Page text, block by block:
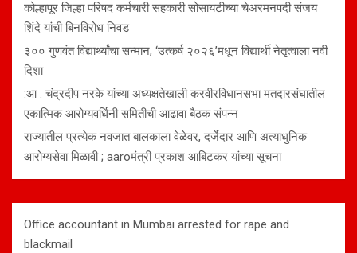
कोल्हापूर जिल्हा परिषद कर्मचारी सहकारी सोसायटीच्या चेअरमनपदी संजय
शिंदे यांची बिनविरोध निवड
३०० गुणवंत विद्यार्थ्यांचा सन्मान; ‘उत्कर्ष २०२६’मधून विद्यार्थी नेतृत्वाला नवी
दिशा
:आ . चंद्रदीप नरके यांच्या अध्यक्षतेखाली करवीरविधानसभा मतदारसंघातील
एकात्मिक आरोग्यवर्धिनी समितीची आढावा बैठक संपन्न
राज्यातील प्रत्येक नवजात बालकाला वेळेवर, दर्जेदार आणि अत्याधुनिक
आरोग्यसेवा मिळावी ; aaroमंत्री प्रकाश आबिटकर यांच्या सूचना
Office accountant in Mumbai arrested for rape and
blackmail